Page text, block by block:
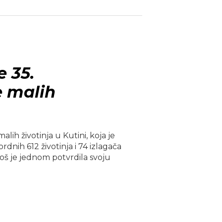
35.
malih
životinja u Kutini, koja je
612 životinja i 74 izlagača
je jednom potvrdila svoju